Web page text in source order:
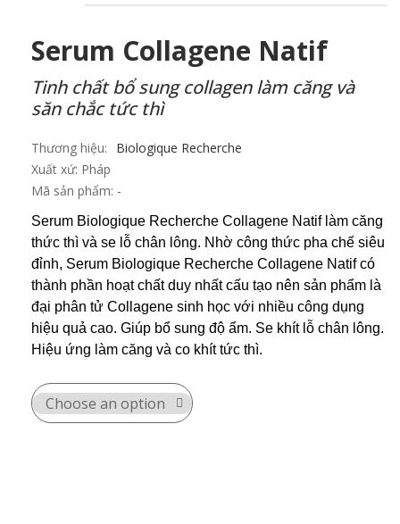
Serum Collagene Natif
Tinh chất bổ sung collagen làm căng và
săn chắc tức thì
Thương hiệu:
Biologique Recherche
Xuất xứ: Pháp
Mã sản phẩm:
Serum Biologique Recherche Collagene Natif làm căng
thức thì và se lỗ chân lông. Nhờ công thức pha chế siêu
đỉnh, Serum Biologique Recherche Collagene Natif có
thành phần hoạt chất duy nhất cấu tạo nên sản phẩm là
đại phân tử Collagene sinh học với nhiều công dụng
hiệu quả cao. Giúp bổ sung độ ẩm. Se khít lỗ chân lông.
Hiệu ứng làm căng và co khít tức thì.